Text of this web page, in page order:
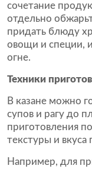
сочетание
отдельно
придать блюду
овощи и специи,
огне.
Техники
В казане можно
супов и рагу до
приготовления
текстуры и вкуса
Например, для